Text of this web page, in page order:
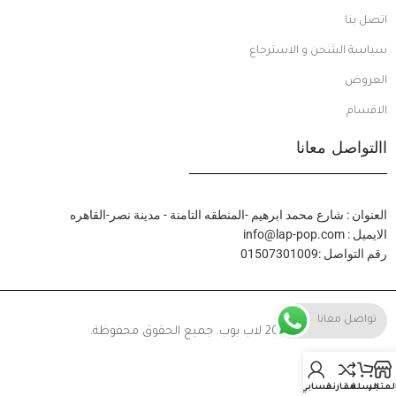
اتصل بنا
سياسة الشحن و الاسترجاع
العروض
الاقسام
االتواصل معانا
العنوان : شارع محمد ابرهيم -المنطقه التامنة - مدينة نصر-القاهره
الايميل : info@lap-pop.com
رقم التواصل :01507301009
© 2024 لاب بوب. جميع الحقوق محفوظة.
السلةمقارنةحسابي
تواصل معانا